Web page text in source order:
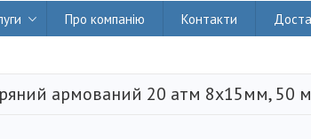
Про компанію Контакти
армований 20 атм 8x15мм, 50 м